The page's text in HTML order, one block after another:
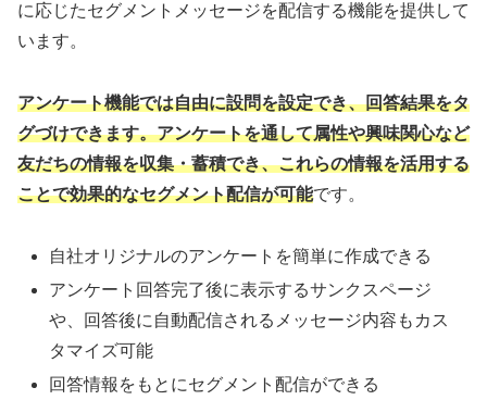
に応じたセグメントメッセージを配信する機能を提供して
います。
アンケート機能では自由に設問を設定でき、回答結果をタ
グづけできます。アンケートを通して属性や興味関心など
友だちの情報を収集・蓄積でき、これらの情報を活用する
ことで効果的なセグメント配信が可能です。
自社オリジナルのアンケートを簡単に作成できる
アンケート回答完了後に表示するサンクスページ
や、回答後に自動配信されるメッセージ内容もカス
タマイズ可能
回答情報をもとにセグメント配信ができる